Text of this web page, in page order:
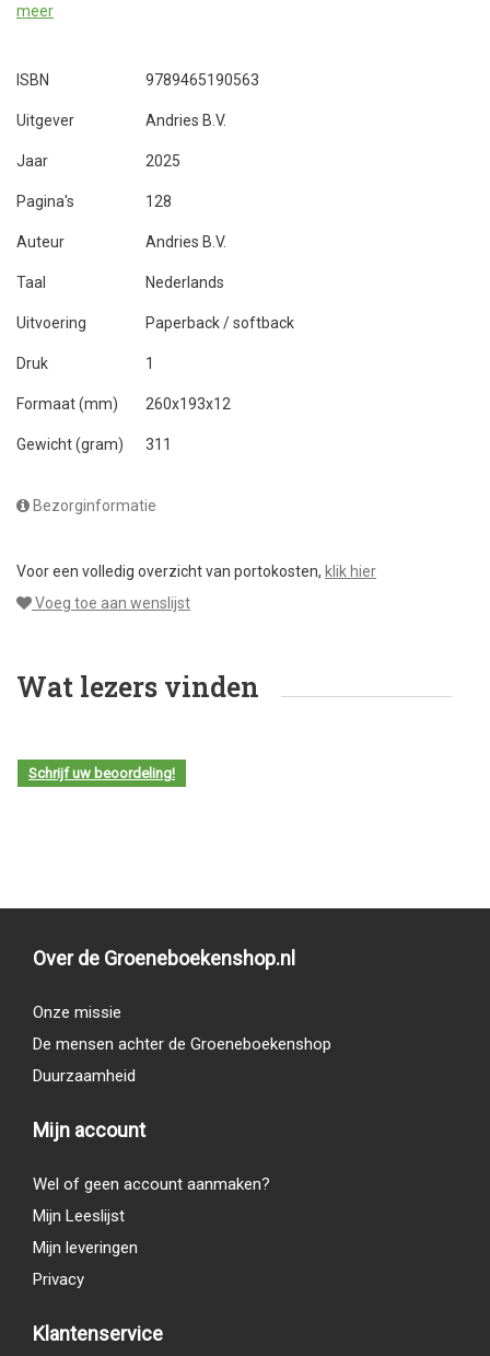
meer
ISBN 9789465190563
Uitgever Andries B.V.
Jaar 2025
Pagina's 128
Auteur Andries B.V.
Taal Nederlands
Uitvoering Paperback / softback
Druk 1
Formaat (mm) 260x193x12
Gewicht (gram) 311
Bezorginformatie
Voor een volledig overzicht van portokosten, klik hier
Voeg toe aan wenslijst
Wat lezers vinden
Schrijf uw beoordeling!
Over de Groeneboekenshop.nl
Onze missie
De mensen achter de Groeneboekenshop
Duurzaamheid
Mijn account
Wel of geen account aanmaken?
Mijn Leeslijst
Mijn leveringen
Privacy
Klantenservice